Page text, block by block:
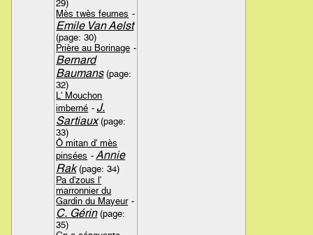
29)
Mès twès feumes -
Emile Van Aelst
(page: 30)
Prière au Borinage -
Bernard
Baumans(page:
32)
L' Mouchon
imberné -J.
Sartiaux(page:
33)
Ô mitan d' mès
pinsées - Annie
Rak(page: 34)
Pa d'zous l'
marronnier du
Gardin du Mayeur -
C. Gérin(page:
35)